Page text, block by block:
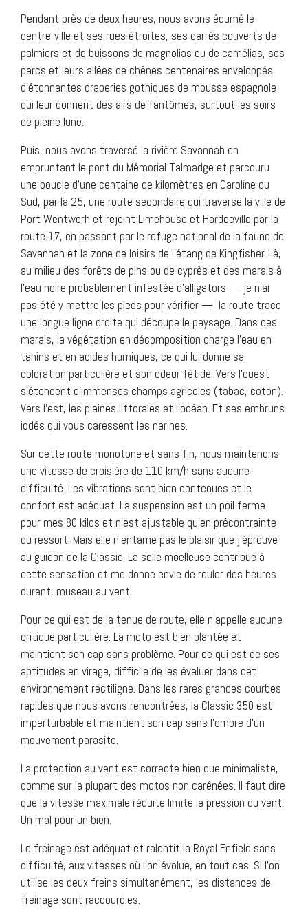
Pendant près de deux heures, nous avons écumé le
centre-ville et ses rues étroites, ses carrés couverts de
palmiers et de buissons de magnolias ou de camélias, ses
parcs et leurs allées de chênes centenaires enveloppés
d’étonnantes draperies gothiques de mousse espagnole
qui leur donnent des airs de fantômes, surtout les soirs
de pleine lune.
Puis, nous avons traversé la rivière Savannah en
empruntant le pont du Mémorial Talmadge et parcouru
une boucle d’une centaine de kilomètres en Caroline du
Sud, par la 25, une route secondaire qui traverse la ville de
Port Wentworh et rejoint Limehouse et Hardeeville par la
route 17, en passant par le refuge national de la faune de
Savannah et la zone de loisirs de l’étang de Kingfisher. Là,
au milieu des forêts de pins ou de cyprès et des marais à
l’eau noire probablement infestée d’alligators — je n’ai
pas été y mettre les pieds pour vérifier —, la route trace
une longue ligne droite qui découpe le paysage. Dans ces
marais, la végétation en décomposition charge l’eau en
tanins et en acides humiques, ce qui lui donne sa
coloration particulière et son odeur fétide. Vers l’ouest
s’étendent d’immenses champs agricoles (tabac, coton).
Vers l’est, les plaines littorales et l’océan. Et ses embruns
iodés qui vous caressent les narines.
Sur cette route monotone et sans fin, nous maintenons
une vitesse de croisière de 110 km/h sans aucune
difficulté. Les vibrations sont bien contenues et le
confort est adéquat. La suspension est un poil ferme
pour mes 80 kilos et n’est ajustable qu’en précontrainte
du ressort. Mais elle n’entame pas le plaisir que j’éprouve
au guidon de la Classic. La selle moelleuse contribue à
cette sensation et me donne envie de rouler des heures
durant, museau au vent.
Pour ce qui est de la tenue de route, elle n’appelle aucune
critique particulière. La moto est bien plantée et
maintient son cap sans problème. Pour ce qui est de ses
aptitudes en virage, difficile de les évaluer dans cet
environnement rectiligne. Dans les rares grandes courbes
rapides que nous avons rencontrées, la Classic 350 est
imperturbable et maintient son cap sans l’ombre d’un
mouvement parasite.
La protection au vent est correcte bien que minimaliste,
comme sur la plupart des motos non carénées. Il faut dire
que la vitesse maximale réduite limite la pression du vent.
Un mal pour un bien.
Le freinage est adéquat et ralentit la Royal Enfield sans
difficulté, aux vitesses où l’on évolue, en tout cas. Si l’on
utilise les deux freins simultanément, les distances de
freinage sont raccourcies.